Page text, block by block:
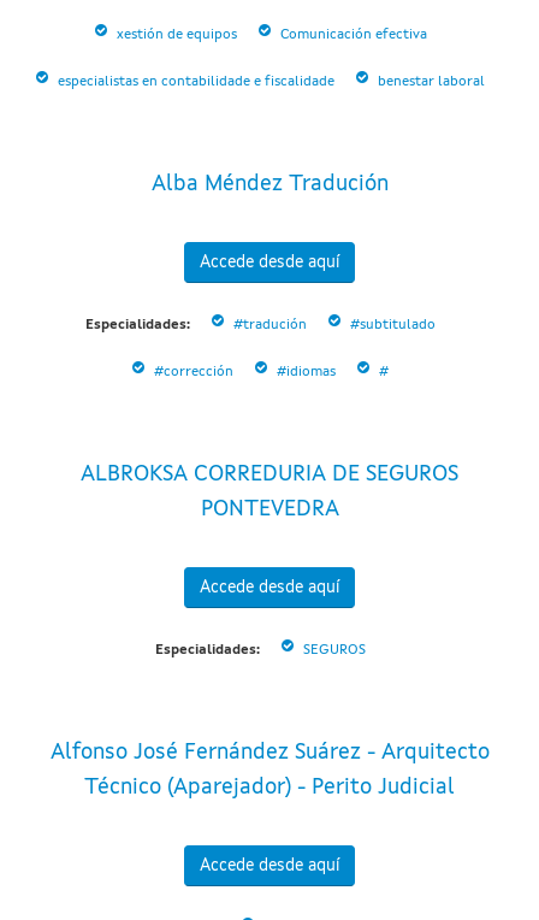
xestión de equipos Comunicación efectiva
especialistas en contabilidade e fiscalidade benestar laboral
Alba Méndez Tradución
Accede desde aquí
Especialidades: #tradución #subtitulado
#corrección #idiomas #
ALBROKSA CORREDURIA DE SEGUROS
PONTEVEDRA
Accede desde aquí
Especialidades: SEGUROS
Alfonso José Fernández Suárez - Arquitecto
Técnico (Aparejador) - Perito Judicial
Accede desde aquí